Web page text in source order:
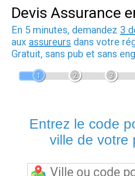
Devis Assurance
En 5 minutes, demandez 3
aux assureurs dans votre
Gratuit, sans pub et sans
1 2 3
Entrez le code
ville de votre